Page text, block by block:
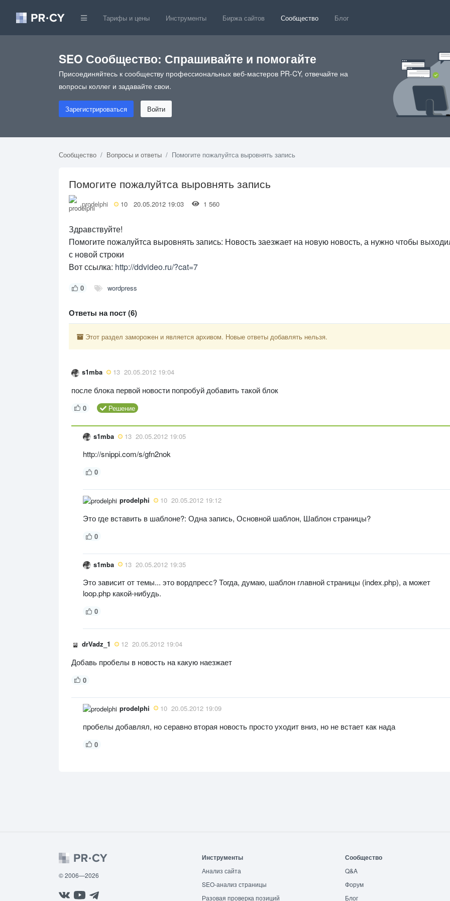
Тарифы и цены Инструменты Биржа сайтов Сообщество Блог
SEO Сообщество: Спрашивайте и помогайте
Присоединяйтесь к сообществу профессиональных веб-мастеров PR-CY, отвечайте на
вопросы коллег и задавайте свои.
Зарегистрироваться Войти
Сообщество Вопросы и ответы Помогите пожалуйтса выровнять запись
Помогите пожалуйтса выровнять запись
prodelphi 10 20.05.2012 19:03 1 560
Здравствуйте!
Помогите пожалуйтса выровнять запись: Новость заезжает на новую новость, а нужно чтобы
с новой строки
Вот ссылка: http://ddvideo.ru/?cat=7
0 wordpress
Ответы на пост (6)
Этот раздел заморожен и является архивом. Новые ответы добавлять нельзя.
s1mba 13 20.05.2012 19:04
после блока первой новости попробуй добавить такой блок
0 Решение
s1mba 13 20.05.2012 19:05
http://snippi.com/s/gfn2nok
0
prodelphi 10 20.05.2012 19:12
Это где вставить в шаблоне?: Одна запись, Основной шаблон, Шаблон страницы?
0
s1mba 13 20.05.2012 19:35
Это зависит от темы... это вордпресс? Тогда, думаю, шаблон главной страницы (index.php), а может
loop.php какой-нибудь.
0
drVadz_1 12 20.05.2012 19:04
Добавь пробелы в новость на какую наезжает
0
prodelphi 10 20.05.2012 19:09
пробелы добавлял, но серавно вторая новость просто уходит вниз, но не встает как нада
0
© 2006—2026
Инструменты
Анализ сайта
SEO-анализ страницы
Разовая проверка позиций
Сообщество
Q&A
Форум
Блог